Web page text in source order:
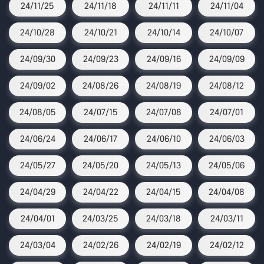
24/11/25 24/11/18 24/11/11 24/11/04
24/10/28 24/10/21 24/10/14 24/10/07
24/09/30 24/09/23 24/09/16 24/09/09
24/09/02 24/08/26 24/08/19 24/08/12
24/08/05 24/07/15 24/07/08 24/07/01
24/06/24 24/06/17 24/06/10 24/06/03
24/05/27 24/05/20 24/05/13 24/05/06
24/04/29 24/04/22 24/04/15 24/04/08
24/04/01 24/03/25 24/03/18 24/03/11
24/03/04 24/02/26 24/02/19 24/02/12